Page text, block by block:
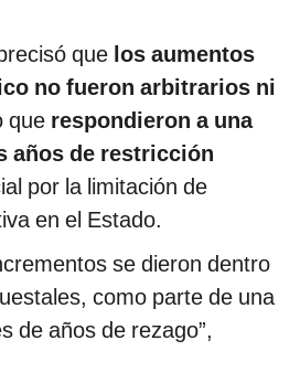
que los aumentos
no fueron arbitrarios ni
que respondieron a una
años de restricción
por la limitación de
en el Estado.
se dieron dentro
como parte de una
de años de rezago”,